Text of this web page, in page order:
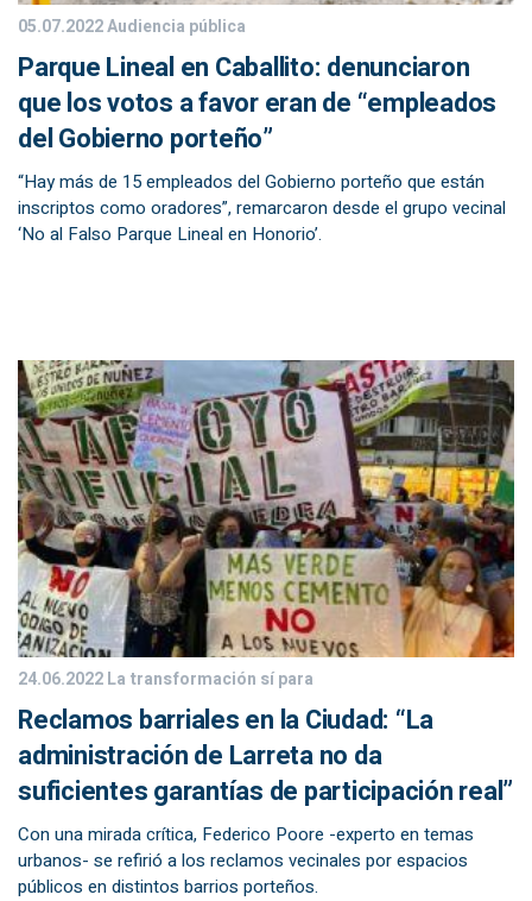
05.07.2022Audiencia pública
Parque Lineal en Caballito: denunciaron
que los votos a favor eran de “empleados
del Gobierno porteño”
“Hay más de 15 empleados del Gobierno porteño que están
inscriptos como oradores”, remarcaron desde el grupo vecinal
‘No al Falso Parque Lineal en Honorio’.
24.06.2022La transformación sí para
Reclamos barriales en la Ciudad: “La
administración de Larreta no da
suficientes garantías de participación real”
Con una mirada crítica, Federico Poore -experto en temas
urbanos- se refirió a los reclamos vecinales por espacios
públicos en distintos barrios porteños.